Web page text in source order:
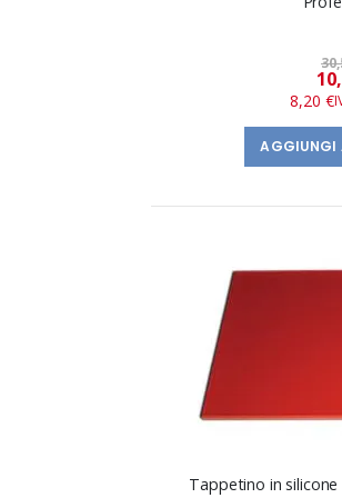
8,20 €
AGGIUNGI
Tappetino in